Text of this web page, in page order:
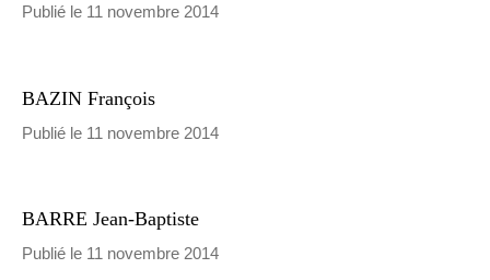
Publié le 11 novembre 2014
BAZIN François
Publié le 11 novembre 2014
BARRE Jean-Baptiste
Publié le 11 novembre 2014